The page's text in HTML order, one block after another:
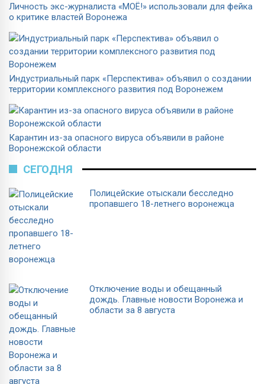
Личность экс-журналиста «МОЁ!» использовали для фейка
о критике властей Воронежа
Индустриальный парк «Перспектива» объявил о создании
территории комплексного развития под Воронежем
Карантин из-за опасного вируса объявили в районе
Воронежской области
СЕГОДНЯ
Полицейские отыскали бесследно
пропавшего 18-летнего воронежца
Отключение воды и обещанный
дождь. Главные новости Воронежа и
области за 8 августа